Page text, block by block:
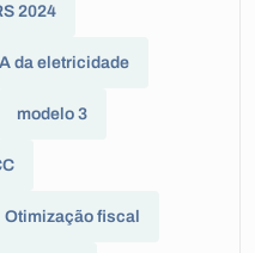
2024
da eletricidade
modelo 3
Otimização fiscal